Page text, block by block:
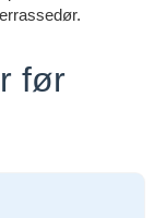
før